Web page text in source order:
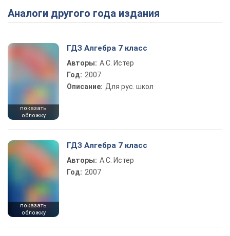
Play Video
Аналоги другого года издания
показать
обложку
ГДЗ Алгебра 7 класс
Авторы: А.С. Истер
Год: 2007
Описание: Для рус. школ
показать
обложку
ГДЗ Алгебра 7 класс
Авторы: А.С. Истер
Год: 2007